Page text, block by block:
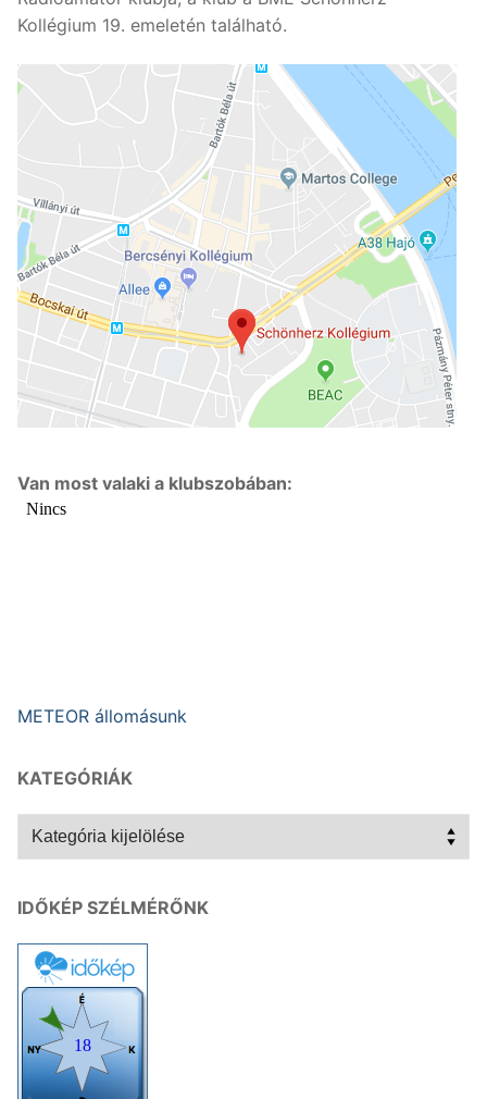
Kollégium 19. emeletén található.
Van most valaki a klubszobában:
METEOR állomásunk
KATEGÓRIÁK
Kategóriák
IDŐKÉP SZÉLMÉRŐNK